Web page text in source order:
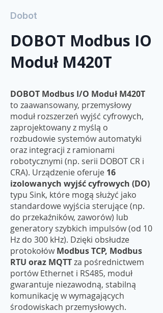
Dobot
DOBOT Modbus IO
Moduł M420T
DOBOT Modbus I/O Moduł M420T
to zaawansowany, przemysłowy
moduł rozszerzeń wyjść cyfrowych,
zaprojektowany z myślą o
rozbudowie systemów automatyki
oraz integracji z ramionami
robotycznymi (np. serii DOBOT CR i
CRA). Urządzenie oferuje 16
izolowanych wyjść cyfrowych (DO)
typu Sink, które mogą służyć jako
standardowe wyjścia sterujące (np.
do przekaźników, zaworów) lub
generatory szybkich impulsów (od 10
Hz do 300 kHz). Dzięki obsłudze
protokołówModbus TCP, Modbus
RTU oraz MQTTza pośrednictwem
portów Ethernet i RS485, moduł
gwarantuje niezawodną, stabilną
komunikację w wymagających
środowiskach przemysłowych.